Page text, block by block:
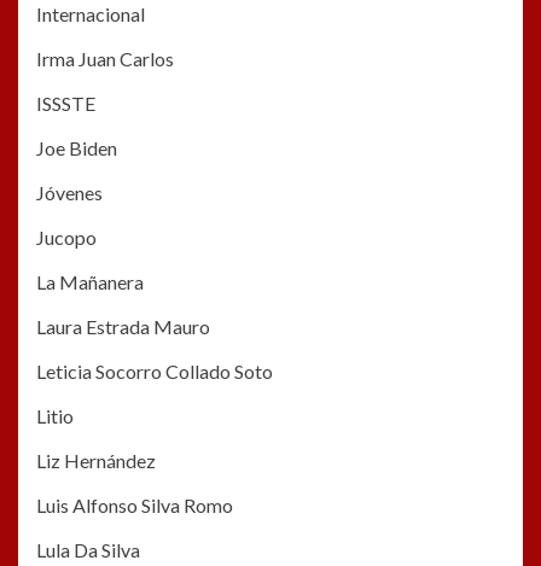
Internacional
Irma Juan Carlos
ISSSTE
Joe Biden
Jóvenes
Jucopo
La Mañanera
Laura Estrada Mauro
Leticia Socorro Collado Soto
Litio
Liz Hernández
Luis Alfonso Silva Romo
Lula Da Silva